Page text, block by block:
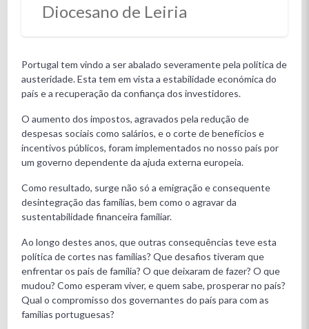
Diocesano de Leiria
Portugal tem vindo a ser abalado severamente pela política de
austeridade. Esta tem em vista a estabilidade económica do
país e a recuperação da confiança dos investidores.
O aumento dos impostos, agravados pela redução de
despesas sociais como salários, e o corte de benefícios e
incentivos públicos, foram implementados no nosso país por
um governo dependente da ajuda externa europeia.
Como resultado, surge não só a emigração e consequente
desintegração das famílias, bem como o agravar da
sustentabilidade financeira familiar.
Ao longo destes anos, que outras consequências teve esta
política de cortes nas famílias? Que desafios tiveram que
enfrentar os pais de família? O que deixaram de fazer? O que
mudou? Como esperam viver, e quem sabe, prosperar no país?
Qual o compromisso dos governantes do país para com as
famílias portuguesas?